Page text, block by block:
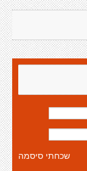
שכחתי סיסמה